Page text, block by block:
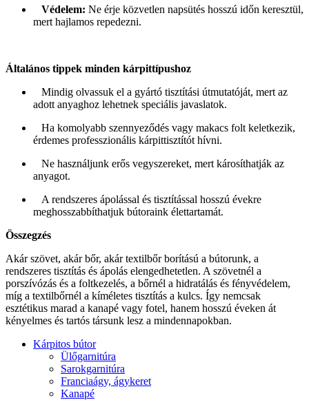
Védelem: Ne érje közvetlen napsütés hosszú időn keresztül,
mert hajlamos repedezni.
Általános tippek minden kárpittípushoz
Mindig olvassuk el a gyártó tisztítási útmutatóját, mert az
adott anyaghoz lehetnek speciális javaslatok.
Ha komolyabb szennyeződés vagy makacs folt keletkezik,
érdemes professzionális kárpittisztítót hívni.
Ne használjunk erős vegyszereket, mert károsíthatják az
anyagot.
A rendszeres ápolással és tisztítással hosszú évekre
meghosszabbíthatjuk bútoraink élettartamát.
Összegzés
Akár szövet, akár bőr, akár textilbőr borítású a bútorunk, a
rendszeres tisztítás és ápolás elengedhetetlen. A szövetnél a
porszívózás és a foltkezelés, a bőrnél a hidratálás és fényvédelem,
míg a textilbőrnél a kíméletes tisztítás a kulcs. Így nemcsak
esztétikus marad a kanapé vagy fotel, hanem hosszú éveken át
kényelmes és tartós társunk lesz a mindennapokban.
Kárpitos bútor
Ülőgarnitúra
Sarokgarnitúra
Franciaágy, ágykeret
Kanapé